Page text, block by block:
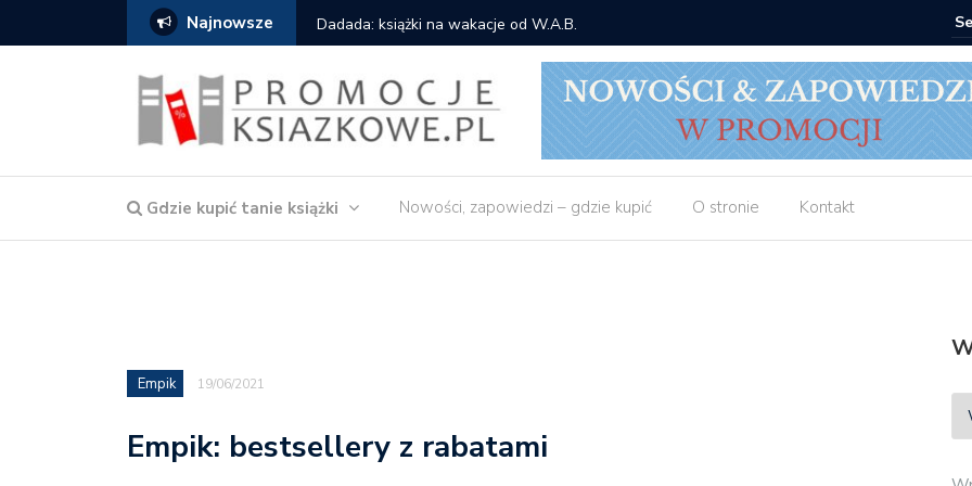
Najnowsze
Dadada: książki na wakacje od W.A.B. Gdzie kupić: Mieczysław Gorzka –
Gdzie kupić tanie książki Nowości, zapowiedzi – gdzie kupić O stronie Kontakt
Empik 19/06/2021
Empik: bestsellery z rabatami